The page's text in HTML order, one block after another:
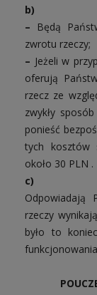
b)
–
Będą
zwrotu rzeczy;
– Jeżeli w
oferują
rzecz ze
zwykły
ponieść
tych kosztów
około 30 PLN .
c)
Odpowiadają
rzeczy
było to